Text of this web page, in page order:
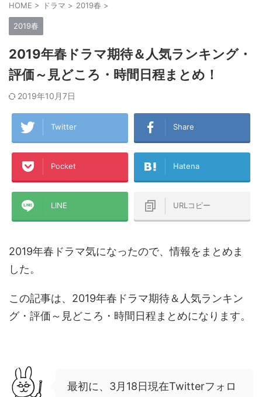
HOME > ドラマ > 2019春 >
2019春
2019年春ドラマ期待＆人気ランキング・
評価～見どころ・時間日程まとめ！
2019年10月7日
Twitter Share
Pocket Hatena
LINE URLコピー
2019年春ドラマ気になったので、情報をまとめま
した。
この記事は、2019年春ドラマ期待＆人気ランキン
グ・評価～見どころ・時間日程まとめになります。
最初に、3月18日現在Twitterフォロ